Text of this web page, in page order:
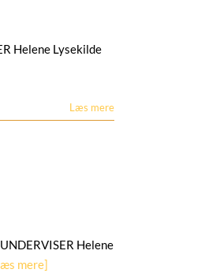
Helene Lysekilde
Læs mere
Helene
mere]